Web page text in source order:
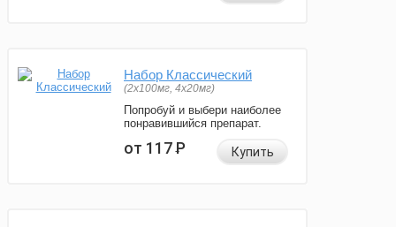
Набор Классический
(2x100мг, 4x20мг)
Попробуй и выбери наиболее
понравившийся препарат.
от 117Р Купить